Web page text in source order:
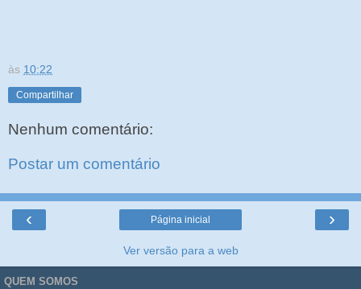
às 10:22
Compartilhar
Nenhum comentário:
Postar um comentário
‹ ›
Página inicial
Ver versão para a web
QUEM SOMOS